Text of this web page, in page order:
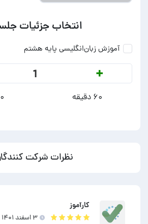
انتخاب جزئیات
آموزش زبان‌انگلیسی پایه هشتم
+
1
۶۰ دقیقه
نظرات شرکت
کارآموز
۳ اسفند ۱۴۰۱